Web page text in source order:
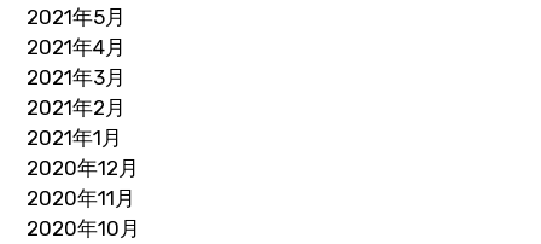
2021年5月
2021年4月
2021年3月
2021年2月
2021年1月
2020年12月
2020年11月
2020年10月